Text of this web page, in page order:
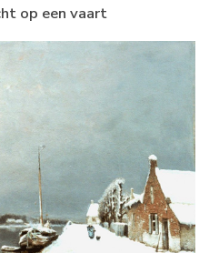
op een vaart